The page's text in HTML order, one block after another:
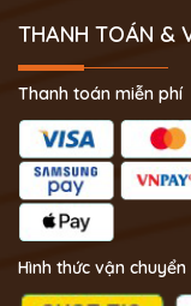
THANH TOÁN &
Thanh toán miễn phí
Hình thức vận chuyển